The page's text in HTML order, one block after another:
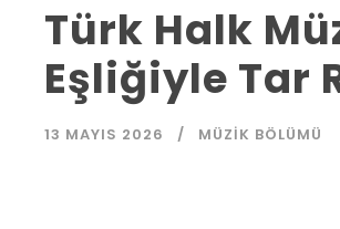
Türk Halk
Eşliğiyle Tar
13 MAYIS 2026 MÜZIK BÖLÜMÜ